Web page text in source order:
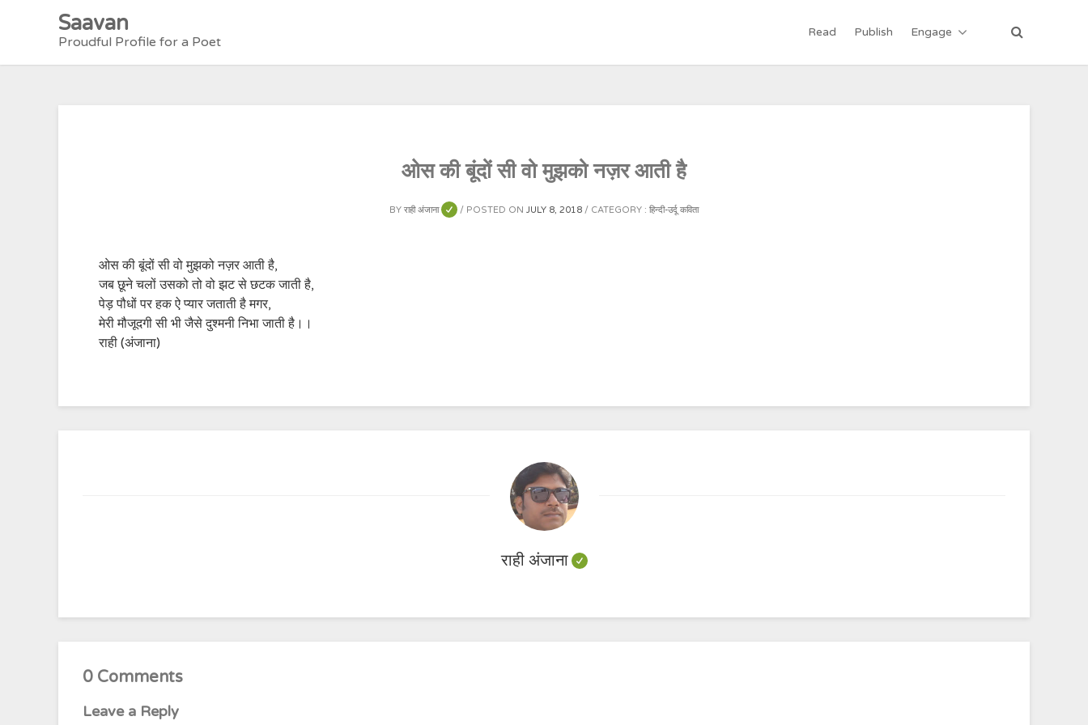
Saavan
Proudful Profile for a Poet
Read Publish Engage
ओस की बूंदों सी वो मुझको नज़र आती है
BYराही अंजाना POSTED ON JULY 8, 2018 CATEGORY : हिन्दी-उर्दू कविता
ओस की बूंदों सी वो मुझको नज़र आती है,
जब छूने चलों उसको तो वो झट से छटक जाती है,
पेड़ पौधों पर हक ऐ प्यार जताती है मगर,
मेरी मौजूदगी सी भी जैसे दुश्मनी निभा जाती है।।
राही (अंजाना)
राही अंजाना
0 Comments
Leave a Reply